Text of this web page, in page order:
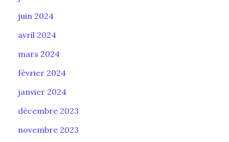
juin 2024
avril 2024
mars 2024
février 2024
janvier 2024
décembre 2023
novembre 2023